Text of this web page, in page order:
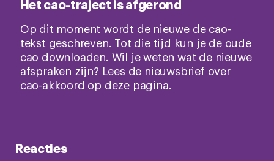
Het cao-traject is afgerond
Op dit moment wordt de nieuwe de cao-
tekst geschreven. Tot die tijd kun je de oude
cao downloaden. Wil je weten wat de nieuwe
afspraken zijn? Lees de nieuwsbrief over
cao-akkoord op deze pagina.
Reacties